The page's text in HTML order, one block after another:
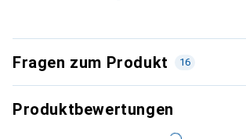
Fragen zum Produkt 16
Produktbewertungen